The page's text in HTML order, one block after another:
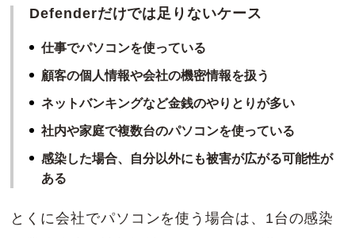
Defenderだけでは足りないケース
仕事でパソコンを使っている
顧客の個人情報や会社の機密情報を扱う
ネットバンキングなど金銭のやりとりが多い
社内や家庭で複数台のパソコンを使っている
感染した場合、自分以外にも被害が広がる可能性が
ある
とくに会社でパソコンを使う場合は、1台の感染